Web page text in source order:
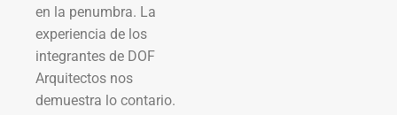
en la penumbra. La
experiencia de los
integrantes de DOF
Arquitectos nos
demuestra lo contario.